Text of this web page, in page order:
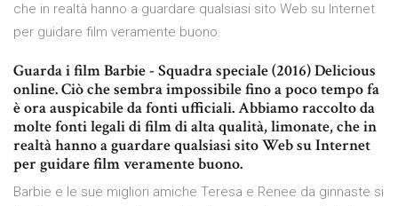
che in realtà hanno a guardare qualsiasi sito Web su Internet
per guidare film veramente buono.
Guarda i film Barbie - Squadra speciale (2016) Delicious
online. Ciò che sembra impossibile fino a poco tempo fa
è ora auspicabile da fonti ufficiali. Abbiamo raccolto da
molte fonti legali di film di alta qualità, limonate, che in
realtà hanno a guardare qualsiasi sito Web su Internet
per guidare film veramente buono.
Barbie e le sue migliori amiche Teresa e Renee da ginnaste si